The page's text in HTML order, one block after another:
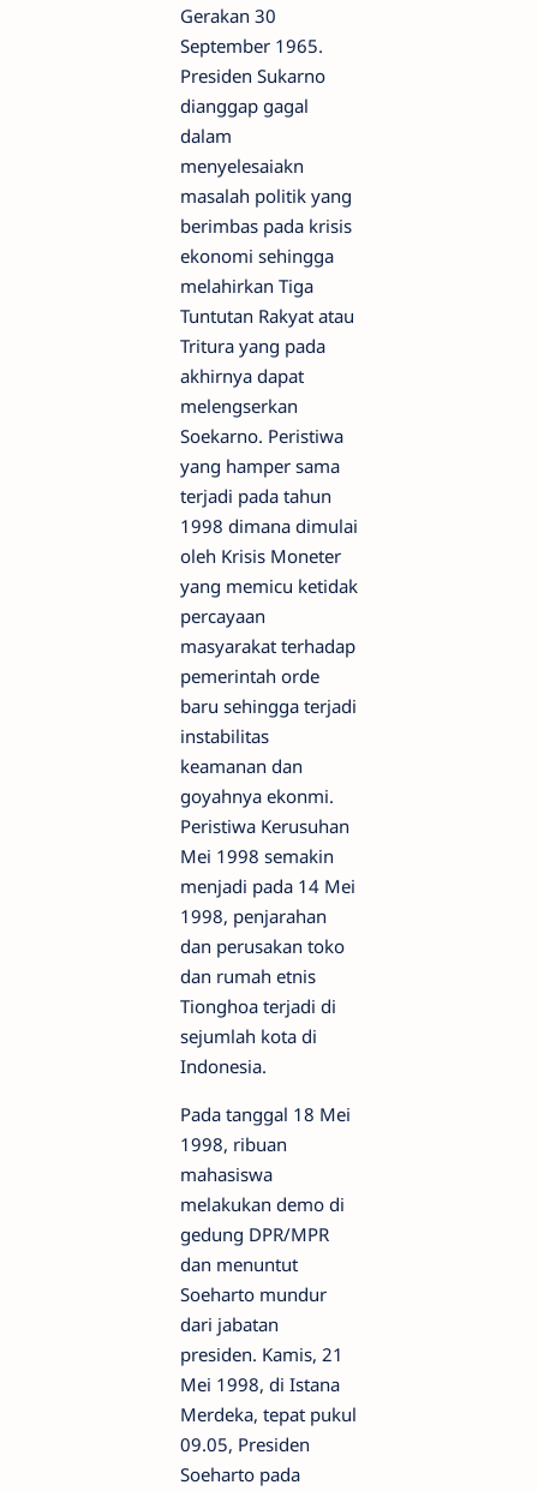
Gerakan 30
September 1965.
Presiden Sukarno
dianggap gagal
dalam
menyelesaiakn
masalah politik yang
berimbas pada krisis
ekonomi sehingga
melahirkan Tiga
Tuntutan Rakyat atau
Tritura yang pada
akhirnya dapat
melengserkan
Soekarno. Peristiwa
yang hamper sama
terjadi pada tahun
1998 dimana dimulai
oleh Krisis Moneter
yang memicu ketidak
percayaan
masyarakat terhadap
pemerintah orde
baru sehingga terjadi
instabilitas
keamanan dan
goyahnya ekonmi.
Peristiwa Kerusuhan
Mei 1998 semakin
menjadi pada 14 Mei
1998, penjarahan
dan perusakan toko
dan rumah etnis
Tionghoa terjadi di
sejumlah kota di
Indonesia.
Pada tanggal 18 Mei
1998, ribuan
mahasiswa
melakukan demo di
gedung DPR/MPR
dan menuntut
Soeharto mundur
dari jabatan
presiden. Kamis, 21
Mei 1998, di Istana
Merdeka, tepat pukul
09.05, Presiden
Soeharto pada